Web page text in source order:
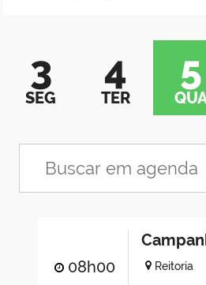
3
SEG
4
TER
5
08h00 Reitoria